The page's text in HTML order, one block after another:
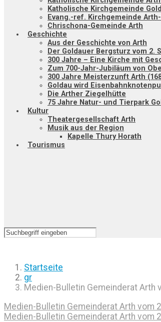
Katholische Kirchgemeinde
Evang.-ref. Kirchgemeinde
Chrischona-Gemeinde Arth
Geschichte
Aus der Geschichte von Arth
Der Goldauer Bergsturz vom 2.
300 Jahre – Eine Kirche mit
Zum 700-Jahr-Jubiläum von
300 Jahre Meisterzunft Arth
Goldau wird
Die Arther Ziegelhütte
75 Jahre Natur- und Tierpark
Kultur
Theatergesellschaft Arth
Musik aus der Region
Kapelle Thury Horath
Tourismus
Startseite
gr
Medien-Bulletin Gemeinderat Arth
Medien-Bulletin Gemeinderat Arth vom
Medien-Bulletin Gemeinderat Arth vom